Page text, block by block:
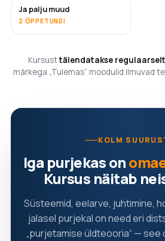
TULEMAS
Ja palju muud
2 ÕPPETUNDI
Kursusttäiendatakse regulaarselt
märkega „Tulemas“ moodulid ilmuvad
KOLM
Iga purjekas on
Kursus näitab
Süsteemid, eelarve, juhtimine,
jalasel purjekal on need eri
„purjetamise üldteooria“ — see